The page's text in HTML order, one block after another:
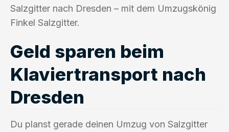
Salzgitter nach Dresden – mit dem Umzugskönig
Finkel Salzgitter.
Geld sparen beim
Klaviertransport nach
Dresden
Du planst gerade deinen Umzug von Salzgitter